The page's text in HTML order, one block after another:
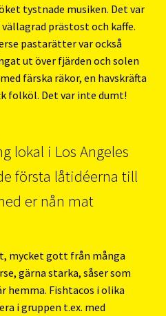
tystnade musiken. Det var
prästost och kaffe.
pastarätter var också
ut över fjärden och solen
färska räkor, en havskräfta
folköl. Det var inte dumt!
lokal i Los Angeles
första låtidéerna till
er nån mat
mycket gott från många
gärna starka, såser som
hemma. Fishtacos i olika
i gruppen t.ex. med